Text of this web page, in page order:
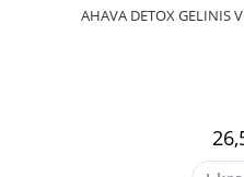
AHAVA DETOX GELINIS